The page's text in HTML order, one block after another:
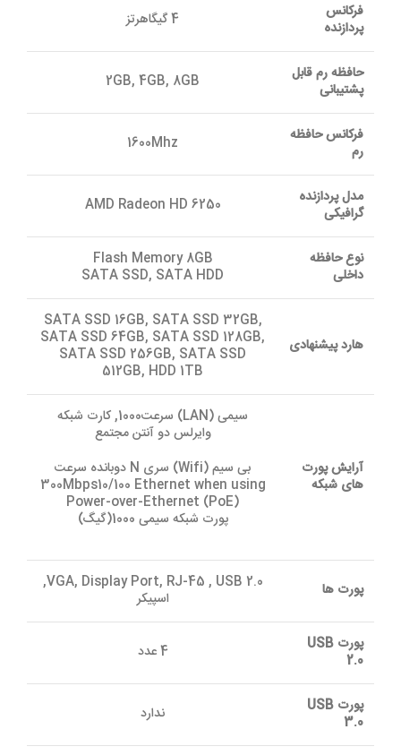
فرکانس
پردازنده 4 گیگاهرتز
حافظه رم قابل
پشتیبانی 2GB, 4GB, 8GB
فرکانس حافظه
رم 1600Mhz
مدل پردازنده
گرافیکی AMD Radeon HD 6250
نوع حافظه
داخلی
Flash Memory 8GB
SATA SSD, SATA HDD
هارد پیشنهادی
SATA SSD 16GB, SATA SSD 32GB,
SATA SSD 64GB, SATA SSD 128GB,
SATA SSD 256GB, SATA SSD
512GB, HDD 1TB
آرایش پورت
های شبکه
سیمی (LAN) سرعت1000, کارت شبکه
وایرلس دو آنتن مجتمع
بی سیم (Wifi) سری N دوبانده سرعت
300Mbps10/100 Ethernet when using
Power-over-Ethernet (PoE)
پورت شبکه سیمی 1000(گیگ)
پورت ها VGA, Display Port, RJ-45 , USB 2.0,
اسپیکر
پورت USB
2.0 4 عدد
پورت USB
3.0 ندارد